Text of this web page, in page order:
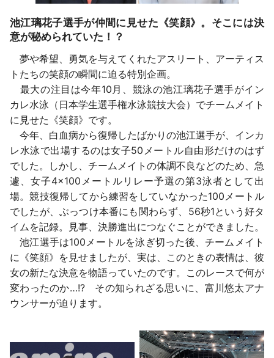
池江璃花子選手が仲間に見せた《笑顔》。そこには決
意が秘められていた！？
夢や希望、勇気を与えてくれたアスリート、アーティス
トたちの笑顔の瞬間に迫る特別企画。
最大の注目は今年10月、競泳の池江璃花子選手がイン
カレ水泳（日本学生選手権水泳競技大会）でチームメイト
に見せた《笑顔》です。
今年、白血病から復帰したばかりの池江選手が、インカ
レ水泳で出場するのは女子50メートル自由形だけのはず
でした。しかし、チームメイトの体調不良などのため、急
遽、女子4×100メートルリレー予選の第3泳者として出
場。競技復帰してから練習をしていなかった100メートル
でしたが、ぶっつけ本番にも関わらず、56秒1という好タ
イムを記録。見事、決勝進出につなぐことができました。
池江選手は100メートルを泳ぎ切った後、チームメイト
に《笑顔》を見せましたが、実は、このときの表情は、彼
女の新たな決意を物語っていたのです。このレースで何が
変わったのか…!? その知られざる思いに、富川悠太アナ
ウンサーが迫ります。